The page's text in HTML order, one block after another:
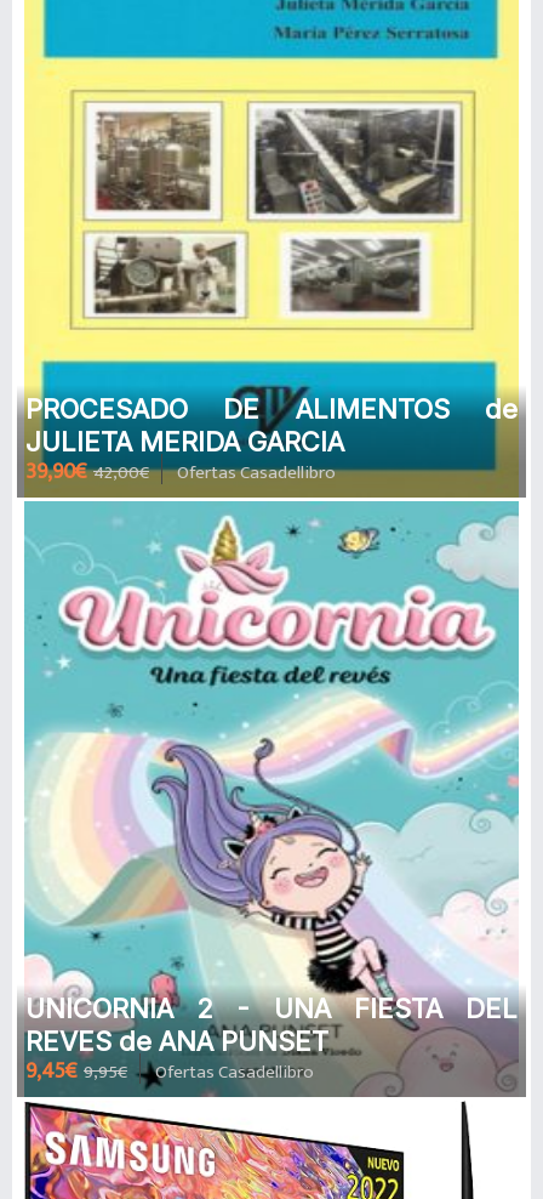
PROCESADO DE ALIMENTOS de
JULIETA MERIDA GARCIA
39,90€ 42,00€ Ofertas Casadellibro
UNICORNIA 2 - UNA FIESTA DEL
REVES de ANA PUNSET
9,45€ 9,95€ Ofertas Casadellibro